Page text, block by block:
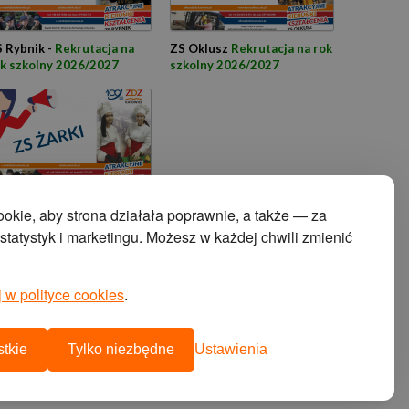
aby strona działała poprawnie, a także — za
i marketingu. Możesz w każdej chwili zmienić
polityce cookies.
Tylko niezbędne Ustawienia
Rybnik - Rekrutacja na
szkolny 2026/2027
ZS Oklusz Rekrutacja na rok
szkolny 2026/2027
2026/2027